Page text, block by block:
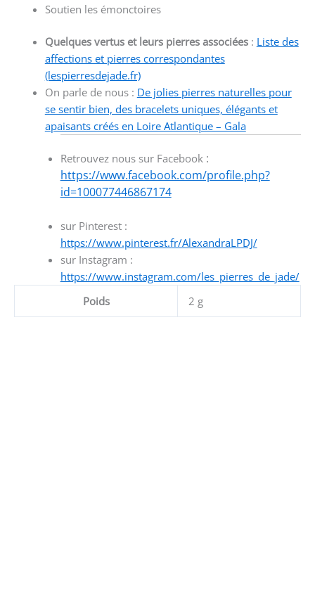
Soutien les émonctoires
Quelques vertus et leurs pierres associées : Liste des
affections et pierres correspondantes
(lespierresdejade.fr)
On parle de nous : De jolies pierres naturelles pour
se sentir bien, des bracelets uniques, élégants et
apaisants créés en Loire Atlantique – Gala
Retrouvez nous sur Facebook :
https://www.facebook.com/profile.php?
id=100077446867174
sur Pinterest :
https://www.pinterest.fr/AlexandraLPDJ/
sur Instagram :
https://www.instagram.com/les_pierres_de_jade/
Poids
2 g